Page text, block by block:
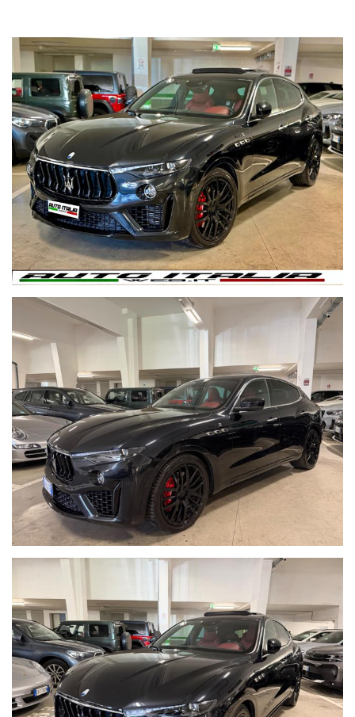
MECCANICHE ED ELETTRONICHE , ASSISTENZA STRADALE
IN CASO DI GUASTO ED AUTO SOSTITUTIVA !!!!!
SCOPRI L'AUTO SUI NOSTRI CANALI SOCIAL !! COPIA
QUESTO LINK
https://linktr.ee/Autoitaliawebromanord
* MASERATI LEVANTE MODENA S 430CV 3.0 V6
* CERCHI IN LEGA DA 21
* INTERNI IN PELLE TOTALE ROSSO
* DETTAGLI INTERNI IN CARBONIO (SPORTELLI , LEVE
CAMBIO,TUNNEL)
* TELECAMERA 360
* APPLE CARPLAY E ANDROID
* SOSPENSIONI PNEUMATICHE
* SISTEMI ADAS
* ANGOLO CIECO
* BRAKE ASSIST
* ASSISTENZA CORSIA
* SENSORI PARCHEGGIO
* BRACCIOLO
* SEDILI ELETTRICI CON MEMORIE
* PORTELLONE ELETTRICO
Visita il nostro sito WWW.AUTOITALIAWEB.IT per vedere la
disponibilità in tempo reale e oltre 50 foto in alta definizione della
vettura!!!
Auto Italia Web Srls è formata da uno staff che da oltre 15 anni è
specializzato nella vendita di vetture usate o aziendali. Tutte le
nostre vetture sono ufficiali, non di importazione. Le vetture del
nostro parco auto, vengono accuratamente selezionate,
controllate e garantite 12 mesi dalla data di acquisto.Le nostre
auto sono tutte certificate con chilometraggio verificabile.
Possibilità di prenotazione on-line, permuta, finanziamento on-line
e assicurazione 5 giorni.
MAURO 347.6536939 ROMA NORD-SAN GODENZO !!